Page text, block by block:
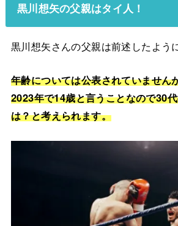
黒川想矢の父親はタイ人！
黒川想矢さんの父親は前述したよう
年齢については公表されていません
2023年で14歳と言うことなので30
は？と考えられます。